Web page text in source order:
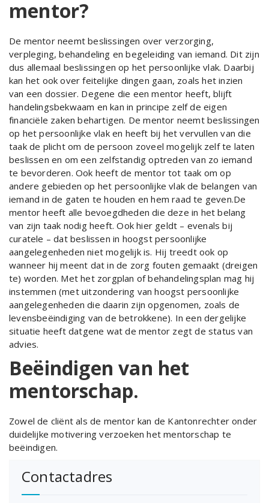
mentor?
De mentor neemt beslissingen over verzorging,
verpleging, behandeling en begeleiding van iemand. Dit zijn
dus allemaal beslissingen op het persoonlijke vlak. Daarbij
kan het ook over feitelijke dingen gaan, zoals het inzien
van een dossier. Degene die een mentor heeft, blijft
handelingsbekwaam en kan in principe zelf de eigen
financiële zaken behartigen. De mentor neemt beslissingen
op het persoonlijke vlak en heeft bij het vervullen van die
taak de plicht om de persoon zoveel mogelijk zelf te laten
beslissen en om een zelfstandig optreden van zo iemand
te bevorderen. Ook heeft de mentor tot taak om op
andere gebieden op het persoonlijke vlak de belangen van
iemand in de gaten te houden en hem raad te geven.De
mentor heeft alle bevoegdheden die deze in het belang
van zijn taak nodig heeft. Ook hier geldt – evenals bij
curatele – dat beslissen in hoogst persoonlijke
aangelegenheden niet mogelijk is. Hij treedt ook op
wanneer hij meent dat in de zorg fouten gemaakt (dreigen
te) worden. Met het zorgplan of behandelingsplan mag hij
instemmen (met uitzondering van hoogst persoonlijke
aangelegenheden die daarin zijn opgenomen, zoals de
levensbeëindiging van de betrokkene). In een dergelijke
situatie heeft datgene wat de mentor zegt de status van
advies.
Beëindigen van het
mentorschap.
Zowel de cliënt als de mentor kan de Kantonrechter onder
duidelijke motivering verzoeken het mentorschap te
beëindigen.
Contactadres